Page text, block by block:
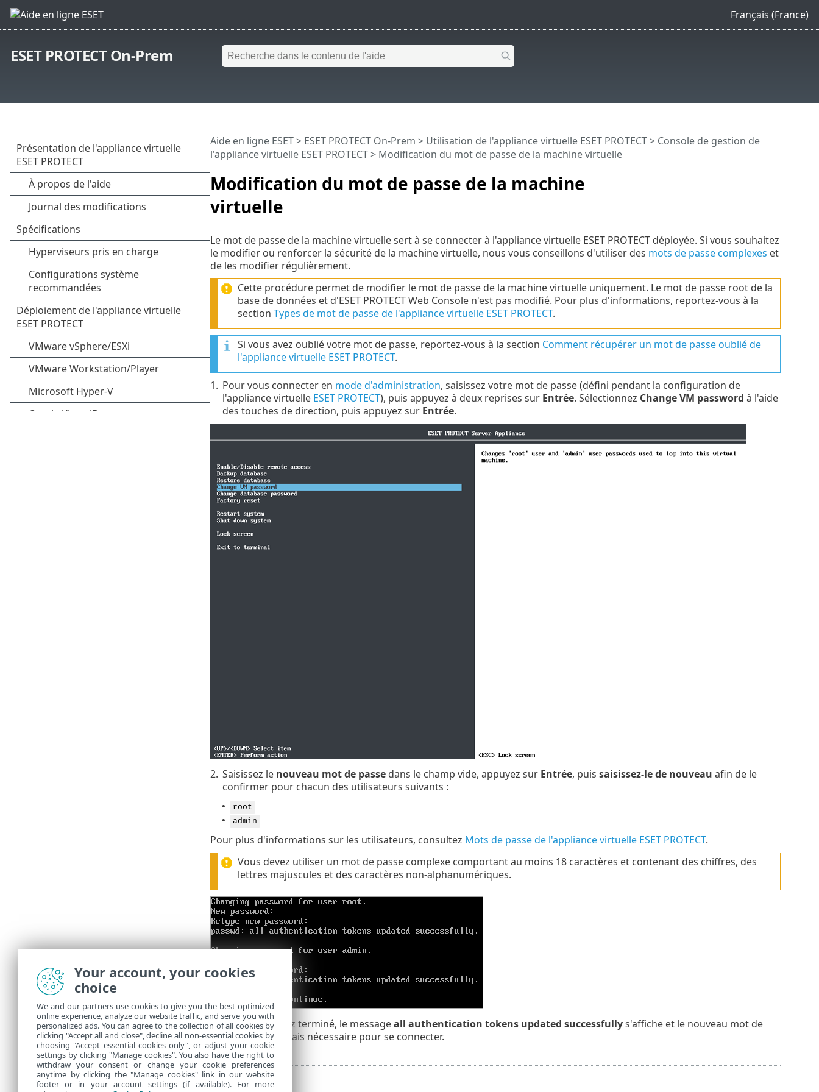
Français (France)
ESET PROTECT On-Prem
Modification du mot de passe de la machine
virtuelle
Aide en ligne ESET> ESET PROTECT On-Prem > Utilisation de l'appliance virtuelle ESET PROTECT> Console de gestion de
l'appliance virtuelle ESET PROTECT> Modification du mot de passe de la machine virtuelle
Le mot de passe de la machine virtuelle sert à se connecter à l'appliance virtuelle ESET PROTECT déployée. Si vous souhaitez
le modifier ou renforcer la sécurité de la machine virtuelle, nous vous conseillons d'utiliser des mots de passe complexes et
de les modifier régulièrement.
Cette procédure permet de modifier le mot de passe de la machine virtuelle uniquement. Le mot de passe root de la
base de données et d'ESET PROTECT Web Console n'est pas modifié. Pour plus d'informations, reportez-vous à la
section Types de mot de passe de l'appliance virtuelle ESET PROTECT.
Si vous avez oublié votre mot de passe, reportez-vous à la section Comment récupérer un mot de passe oublié de
l'appliance virtuelle ESET PROTECT.
1. Pour vous connecter en mode d'administration, saisissez votre mot de passe (défini pendant la configuration de
l'appliance virtuelle ESET PROTECT), puis appuyez à deux reprises sur Entrée. Sélectionnez Change VM password à l'aide
des touches de direction, puis appuyez sur Entrée.
2. Saisissez le nouveau mot de passedans le champ vide, appuyez sur Entrée, puis saisissez-le de nouveau afin de le
confirmer pour chacun des utilisateurs suivants :
• root
• admin
Pour plus d'informations sur les utilisateurs, consultez Mots de passe de l'appliance virtuelle ESET PROTECT.
Vous devez utiliser un mot de passe complexe comportant au moins 18 caractères et contenant des chiffres, des
lettres majuscules et des caractères non-alphanumériques.
Lorsque vous avez terminé, le messageall authentication tokens updated successfullys'affiche et le nouveau mot de
passe est désormais nécessaire pour se connecter.
Your account, your cookies
choice
We and our partners use cookies to give you the best optimized
online experience, analyze our website traffic, and serve you with
personalized ads. You can agree to the collection of all cookies by
clicking "Accept all and close", decline all non-essential cookies by
choosing "Accept essential cookies only", or adjust your cookie
settings by clicking "Manage cookies". You also have the right to
withdraw your consent or change your cookie preferences
anytime by clicking the "Manage cookies" link in our website
footer or in your account settings (if available). For more